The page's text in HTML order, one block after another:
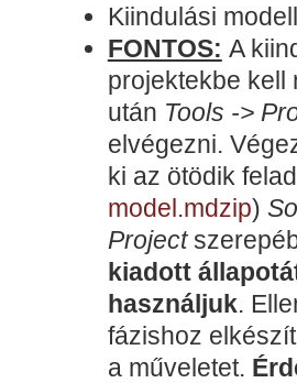
Kiindulási
FONTOS: A
projektekbe kell
után Tools ->
elvégezni.
ki az ötödik
model.mdzip)
Project
kiadott
használjuk.
fázishoz
a műveletet.